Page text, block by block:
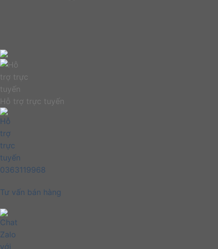
Hỗ trợ trực tuyến
0363119968
Tư vấn bán hàng